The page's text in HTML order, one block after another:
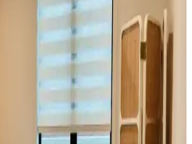
koltukların yerleşimi ve
ile estetiğin dengelenmesi önemlidir.
kullanımı mekânı hem konforlu
ve Brunello Cucinelli
İncelemesi ve Özellikleri
Brunello Cucinelli çeyrek fermuarlı
yüksek kalite ve konfor sunar.
bir arada sağlar.